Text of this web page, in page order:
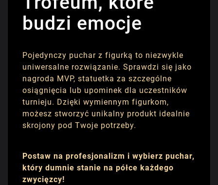
budzi emocje
Pojedynczy puchar z figurką to niezwykle
uniwersalne rozwiązanie. Sprawdzi się jako
nagroda MVP, statuetka za szczególne
osiągnięcia lub upominek dla uczestników
turnieju. Dzięki wymiennym figurkom,
możesz stworzyć unikalny produkt idealnie
skrojony pod Twoje potrzeby.
Postaw na profesjonalizm i wybierz puchar,
który dumnie stanie na półce każdego
zwycięzcy!